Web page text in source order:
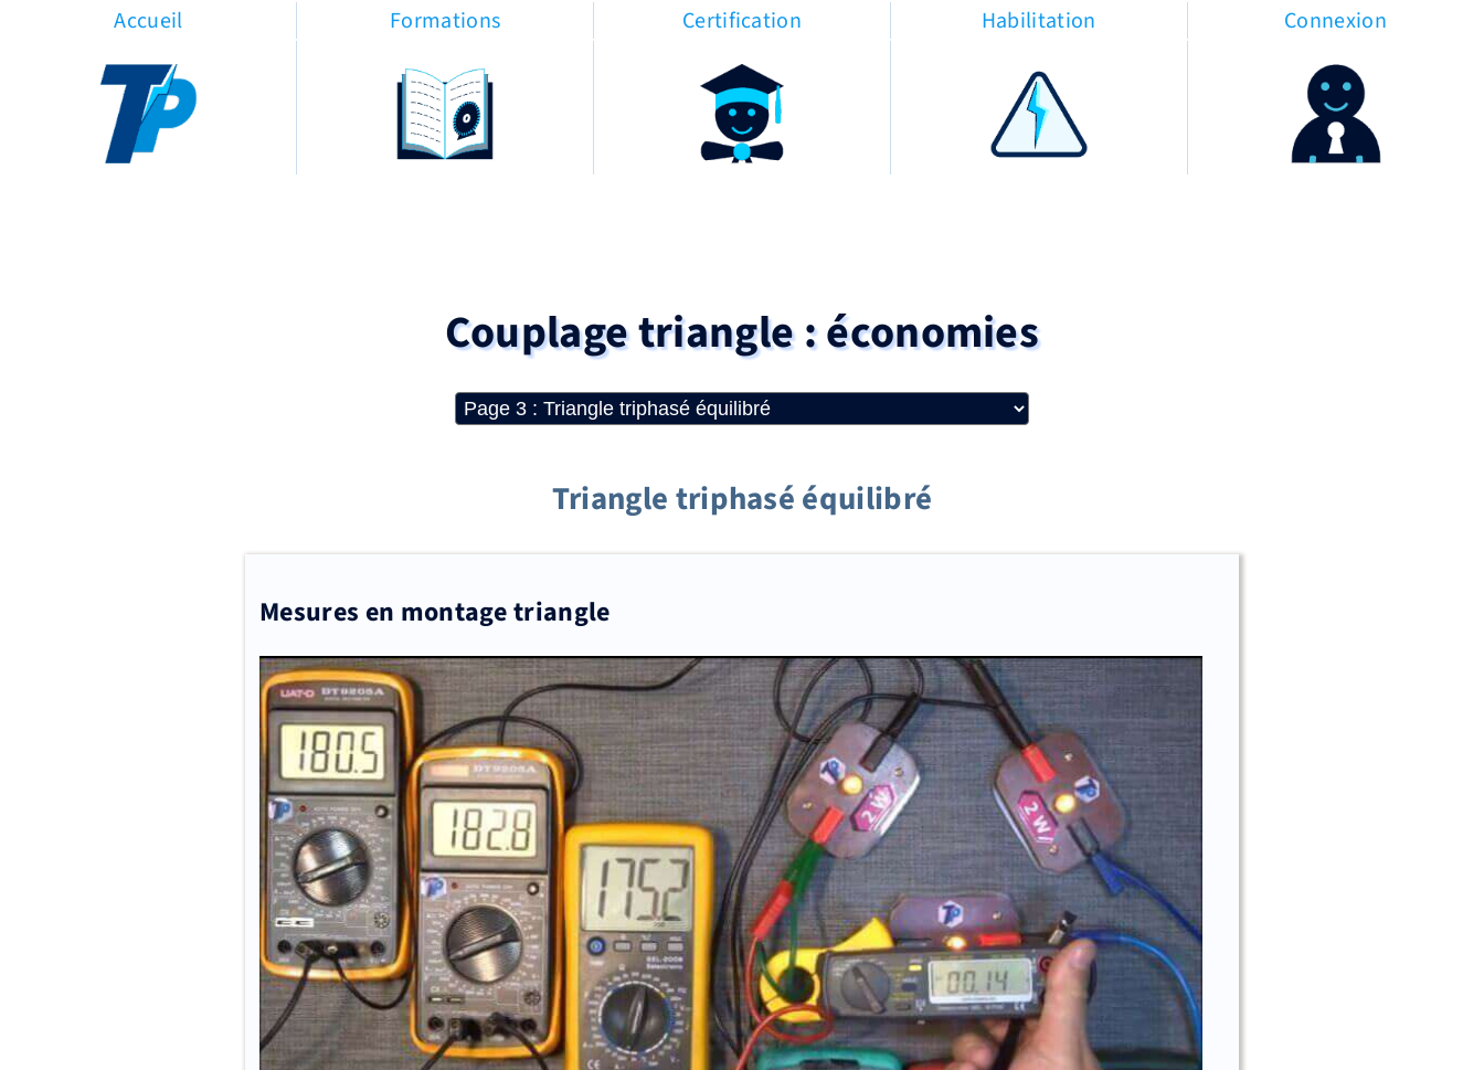
Accueil Formations Certification Habilitation Connexion
Couplage triangle : économies
Triangle triphasé équilibré
Mesures en montage triangle